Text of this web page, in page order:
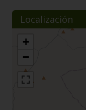
Localización
+
−